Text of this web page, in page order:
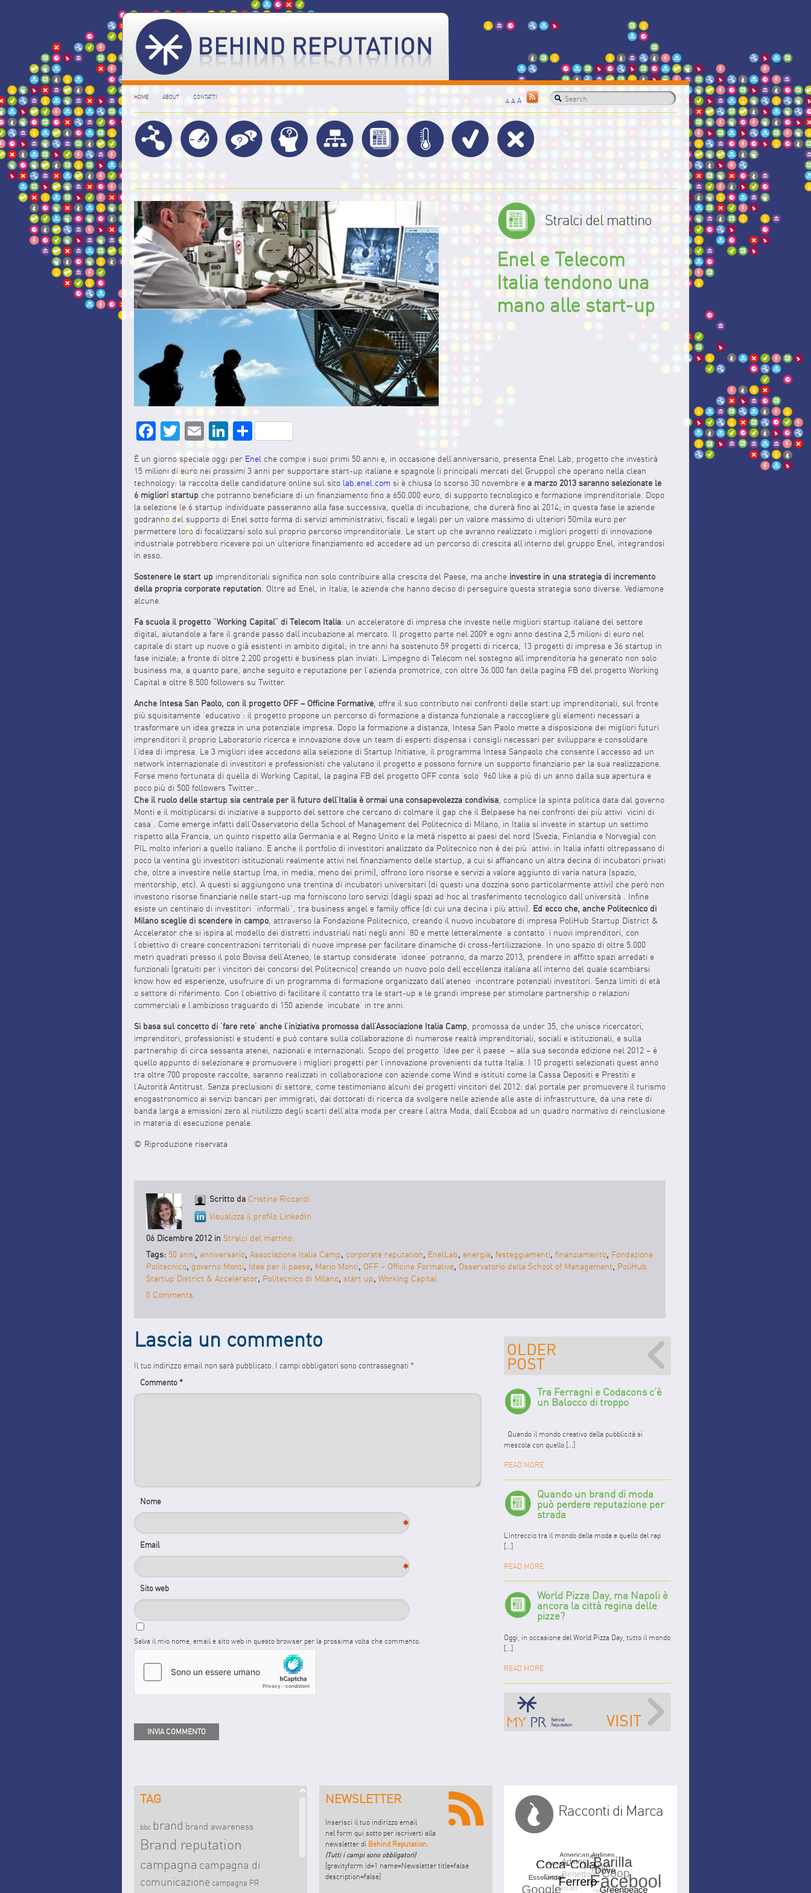
HOME ABOUT CONTATTI
A A A
Stralci del mattino
Enel e Telecom
Italia tendono una
mano alle start-up
Facebook
Twitter
EmailLinkedIn
Share
È un giorno speciale oggi per Enel che compie i suoi primi 50 anni e, in occasione dell’anniversario, presenta Enel Lab, progetto che investirà
15 milioni di euro nei prossimi 3 anni per supportare start-up italiane e spagnole (i principali mercati del Gruppo) che operano nella clean
technology: la raccolta delle candidature online sul sito lab.enel.com si è chiusa lo scorso 30 novembre e a marzo 2013 saranno selezionate le
6 migliori startup che potranno beneficiare di un finanziamento fino a 650.000 euro, di supporto tecnologico e formazione imprenditoriale. Dopo
la selezione le 6 startup individuate passeranno alla fase successiva, quella di incubazione, che durerà fino al 2014; in questa fase le aziende
godranno del supporto di Enel sotto forma di servizi amministrativi, fiscali e legali per un valore massimo di ulteriori 50mila euro per
permettere loro di focalizzarsi solo sul proprio percorso imprenditoriale. Le start up che avranno realizzato i migliori progetti di innovazione
industriale potrebbero ricevere poi un ulteriore finanziamento ed accedere ad un percorso di crescita all’interno del gruppo Enel, integrandosi
in esso.
Sostenere le start up imprenditoriali significa non solo contribuire alla crescita del Paese, ma anche investire in una strategia di incremento
della propria corporate reputation. Oltre ad Enel, in Italia, le aziende che hanno deciso di perseguire questa strategia sono diverse. Vediamone
alcune.
Fa scuola il progetto “Working Capital” di Telecom Italia: un acceleratore di impresa che investe nelle migliori startup italiane del settore
digital, aiutandole a fare il grande passo dall’incubazione al mercato. Il progetto parte nel 2009 e ogni anno destina 2,5 milioni di euro nel
capitale di start up nuove o già esistenti in ambito digital; in tre anni ha sostenuto 59 progetti di ricerca, 13 progetti di impresa e 36 startup in
fase iniziale; a fronte di oltre 2.200 progetti e business plan inviati. L’impegno di Telecom nel sostegno all’imprenditoria ha generato non solo
business ma, a quanto pare, anche seguito e reputazione per l’azienda promotrice, con oltre 36.000 fan della pagina FB del progetto Working
Capital e oltre 8.500 followers su Twitter.
Anche Intesa San Paolo, con il progetto OFF – Officine Formative, offre il suo contributo nei confronti delle start up imprenditoriali, sul fronte
più squisitamente ‘educativo’: il progetto propone un percorso di formazione a distanza funzionale a raccogliere gli elementi necessari a
trasformare un’idea grezza in una potenziale impresa. Dopo la formazione a distanza, Intesa San Paolo mette a disposizione dei migliori futuri
imprenditori il proprio Laboratorio ricerca e innovazione dove un team di esperti dispensa i consigli necessari per sviluppare e consolidare
l’idea di impresa. Le 3 migliori idee accedono alla selezione di Startup Initiative, il programma Intesa Sanpaolo che consente l’accesso ad un
network internazionale di investitori e professionisti che valutano il progetto e possono fornire un supporto finanziario per la sua realizzazione.
Forse meno fortunata di quella di Working Capital, la pagina FB del progetto OFF conta ‘solo’ 960 like a più di un anno dalla sua apertura e
poco più di 500 followers Twitter…
Che il ruolo delle startup sia centrale per il futuro dell’Italia è ormai una consapevolezza condivisa, complice la spinta politica data dal governo
Monti e il moltiplicarsi di iniziative a supporto del settore che cercano di colmare il gap che il Belpaese ha nei confronti dei più attivi ‘vicini di
casa’. Come emerge infatti dall’Osservatorio della School of Management del Politecnico di Milano, in Italia si investe in startup un settimo
rispetto alla Francia, un quinto rispetto alla Germania e al Regno Unito e la metà rispetto ai paesi del nord (Svezia, Finlandia e Norvegia) con
PIL molto inferiori a quello italiano. E anche il portfolio di investitori analizzato da Politecnico non è dei più ‘attivi: in Italia infatti oltrepassano di
poco la ventina gli investitori istituzionali realmente attivi nel finanziamento delle startup, a cui si affiancano un’altra decina di incubatori privati
che, oltre a investire nelle startup (ma, in media, meno dei primi), offrono loro risorse e servizi a valore aggiunto di varia natura (spazio,
mentorship, etc). A questi si aggiungono una trentina di incubatori universitari (di questi una dozzina sono particolarmente attivi) che però non
investono risorse finanziarie nelle start-up ma forniscono loro servizi (dagli spazi ad hoc al trasferimento tecnologico dall’università . Infine
esiste un centinaio di investitori “informali”, tra business angel e family office (di cui una decina i più attivi). Ed ecco che, anche Politecnico di
Milano sceglie di scendere in campo, attraverso la Fondazione Politecnico, creando il nuovo incubatore di impresa PoliHub Startup District &
Accelerator che si ispira al modello dei distretti industriali nati negli anni ’80 e mette letteralmente ‘a contatto’ i nuovi imprenditori, con
l’obiettivo di creare concentrazioni territoriali di nuove imprese per facilitare dinamiche di cross-fertilizzazione. In uno spazio di oltre 5.000
metri quadrati presso il polo Bovisa dell’Ateneo, le startup considerate ‘idonee’ potranno, da marzo 2013, prendere in affitto spazi arredati e
funzionali (gratuiti per i vincitori dei concorsi del Politecnico) creando un nuovo polo dell’eccellenza italiana all’interno del quale scambiarsi
know how ed esperienze, usufruire di un programma di formazione organizzato dall’ateneo incontrare potenziali investitori. Senza limiti di età
o settore di riferimento. Con l’obiettivo di facilitare il contatto tra le start-up e le grandi imprese per stimolare partnership o relazioni
commerciali e l’ambizioso traguardo di 150 aziende ‘incubate’ in tre anni.
Si basa sul concetto di ‘fare rete’ anche l’iniziativa promossa dall’Associazione Italia Camp, promossa da under 35, che unisce ricercatori,
imprenditori, professionisti e studenti e può contare sulla collaborazione di numerose realtà imprenditoriali, sociali e istituzionali, e sulla
partnership di circa sessanta atenei, nazionali e internazionali. Scopo del progetto ’Idee per il paese’ – alla sua seconda edizione nel 2012 – è
quello appunto di selezionare e promuovere i migliori progetti per l’innovazione provenienti da tutta Italia. I 10 progetti selezionati quest’anno
tra oltre 700 proposte raccolte, saranno realizzati in collaborazione con aziende come Wind e istituti come la Cassa Depositi e Prestiti e
l’Autorità Antitrust. Senza preclusioni di settore, come testimoniano alcuni dei progetti vincitori del 2012: dal portale per promuovere il turismo
enogastronomico ai servizi bancari per immigrati, dai dottorati di ricerca da svolgere nelle aziende alle aste di infrastrutture, da una rete di
banda larga a emissioni zero al riutilizzo degli scarti dell’alta moda per creare l’altra Moda, dall’Ecoboa ad un quadro normativo di reinclusione
in materia di esecuzione penale.
© Riproduzione riservata
Scritto da Cristina Riccardi
Visualizza il profilo LinkedIn
06 Dicembre 2012 in Stralci del mattino.
Tags: 50 anni, anniversario, Associazione Italia Camp, corporate reputation, EnelLab, energia, festeggiamenti, finanziamento, Fondazione
Politecnico, governo Monti, Idee per il paese, Mario Monti, OFF – Officine Formative, Osservatorio della School of Management, PoliHub
Startup District & Accelerator, Politecnico di Milano, start up, Working Capital
0 Comments
Lascia un commento
Il tuo indirizzo email non sarà pubblicato. I campi obbligatori sono contrassegnati *
Commento *
Nome
*
Email
*
Sito web
Salva il mio nome, email e sito web in questo browser per la prossima volta che commento.
Tra Ferragni e Codacons c’è
un Balocco di troppo
Quando il mondo creativo della pubblicità si
mescola con quello [...]
READ MORE
Quando un brand di moda
può perdere reputazione per
strada
L’intreccio tra il mondo della moda e quello del rap
[...]
READ MORE
World Pizza Day, ma Napoli è
ancora la città regina delle
pizze?
Oggi, in occasione del World Pizza Day, tutto il mondo
[...]
READ MORE
TAG
bbc brand brand awareness
Brand reputation
campagna campagna di
comunicazione campagna PR
NEWSLETTER
Inserisci il tuo indirizzo email
nel form qui sotto per iscriverti alla
newsletter di Behind Reputation.
(Tutti i campi sono obbligatori)
[gravityform id=1 name=Newsletter title=false
description=false]
Racconti di Marca